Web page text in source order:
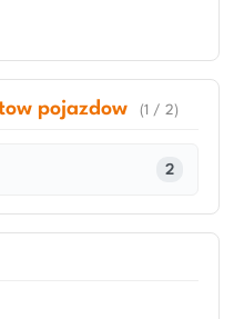
pojazdow (1 / 2)
2